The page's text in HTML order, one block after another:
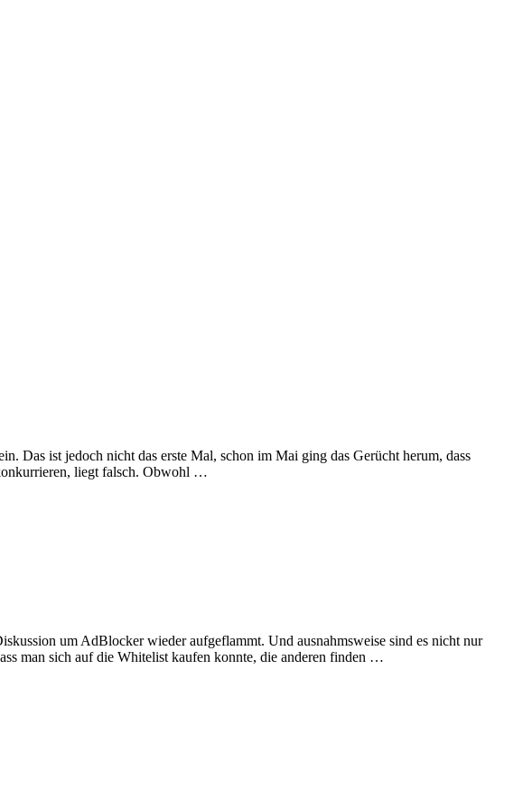
Das ist jedoch nicht das erste Mal, schon im Mai ging das Gerücht herum, dass
liegt falsch. Obwohl …
um AdBlocker wieder aufgeflammt. Und ausnahmsweise sind es nicht nur
man sich auf die Whitelist kaufen konnte, die anderen finden …